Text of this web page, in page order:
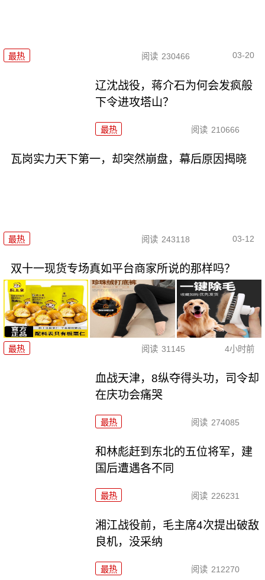
最热 阅读 230466 03-20
辽沈战役，蒋介石为何会发疯般
下令进攻塔山？
最热 阅读 210666
瓦岗实力天下第一，却突然崩盘，幕后原因揭晓
最热 阅读 243118 03-12
双十一现货专场真如平台商家所说的那样吗？
最热 阅读 31145 4小时前
血战天津，8纵夺得头功，司令却
在庆功会痛哭
最热 阅读 274085
和林彪赶到东北的五位将军，建
国后遭遇各不同
最热 阅读 226231
湘江战役前，毛主席4次提出破敌
良机，没采纳
最热 阅读 212270